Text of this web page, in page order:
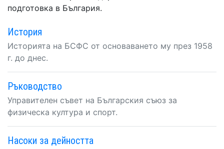
подготовка в България.
История
Историята на БСФС от основаването му през 1958
г. до днес.
Ръководство
Управителен съвет на Българския съюз за
физическа култура и спорт.
Насоки за дейността